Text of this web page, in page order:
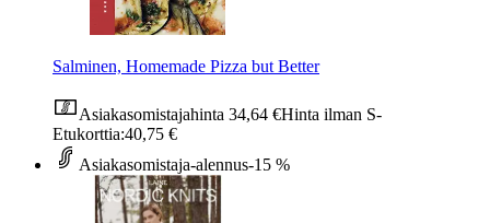
Salminen, Homemade Pizza but Better
Asiakasomistajahinta 34,64 €Hinta ilman S-
Etukorttia:40,75 €
Asiakasomistaja-alennus-15 %